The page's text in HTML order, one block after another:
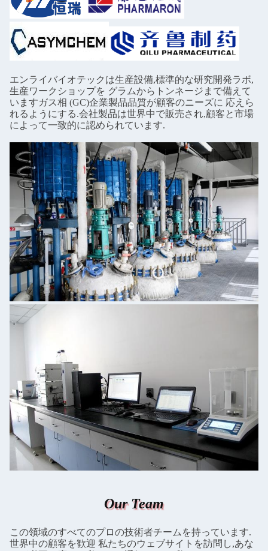
エンライバイオテックは生産設備,標準的な研究開発ラボ,
生産ワークショップを グラムからトンネージまで備えて
いますガス相 (GC)企業製品品質が顧客のニーズに 応えら
れるようにする.会社製品は世界中で販売され,顧客と市場
によって一致的に認められています.
Our Team
この領域のすべてのプロの技術者チームを持っています.
世界中の顧客を歓迎 私たちのウェブサイトを訪問し,あな